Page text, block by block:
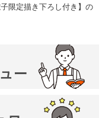
限定描き下ろし付き】の